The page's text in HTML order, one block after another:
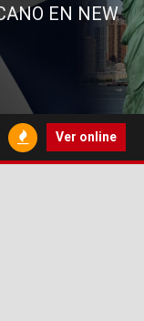
EN NEW
Ver online